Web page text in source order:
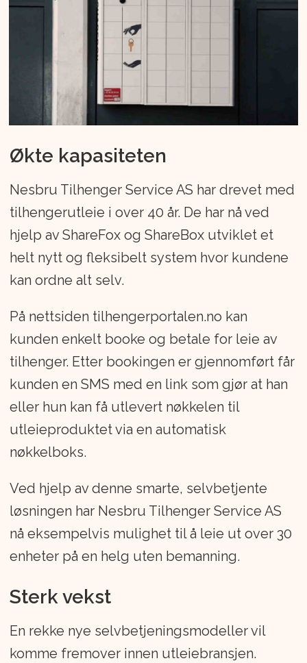
Økte kapasiteten
Nesbru Tilhenger Service AS har drevet med
tilhengerutleie i over 40 år. De har nå ved
hjelp av ShareFox og ShareBox utviklet et
helt nytt og fleksibelt system hvor kundene
kan ordne alt selv.
På nettsiden tilhengerportalen.no kan
kunden enkelt booke og betale for leie av
tilhenger. Etter bookingen er gjennomført får
kunden en SMS med en link som gjør at han
eller hun kan få utlevert nøkkelen til
utleieproduktet via en automatisk
nøkkelboks.
Ved hjelp av denne smarte, selvbetjente
løsningen har Nesbru Tilhenger Service AS
nå eksempelvis mulighet til å leie ut over 30
enheter på en helg uten bemanning.
Sterk vekst
En rekke nye selvbetjeningsmodeller vil
komme fremover innen utleiebransjen.